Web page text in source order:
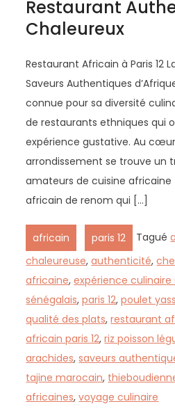
Restaurant
Chaleureux
Restaurant Africain à Paris 12
Saveurs Authentiques
connue pour sa diversité
de restaurants ethniques qui
expérience gustative. Au
arrondissement se trouve un
amateurs de cuisine africaine
africain de renom qui […]
africain paris 12 Tagué
chaleureuse,authenticité,
africaine,expérience culinaire
sénégalais,paris 12,poulet
qualité des plats,restaurant
africain paris 12,riz poisson
arachides,saveurs
tajine marocain,
africaines,voyage culinaire